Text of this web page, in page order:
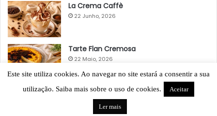
La Crema Caffè
22 Junho, 2026
Tarte Flan Cremosa
22 Maio, 2026
Este site utiliza cookies. Ao navegar no site estará a consentir a sua
utilização. Saiba mais sobre o uso de cookies.
Aceitar
Ler mais